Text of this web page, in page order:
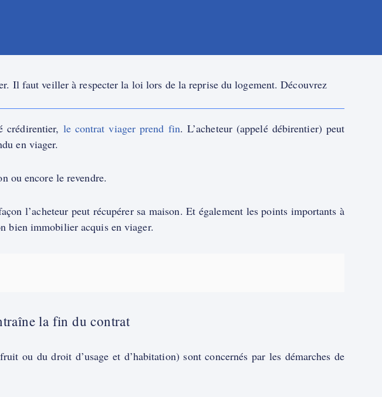
Il faut veiller à respecter la loi lors de la reprise du logement. Découvrez
crédirentier, le contrat viager prend fin. L’acheteur (appelé débirentier) peut
en viager.
ou encore le revendre.
l’acheteur peut récupérer sa maison. Et également les points importants à
bien immobilier acquis en viager.
la fin du contrat
ou du droit d’usage et d’habitation) sont concernés par les démarches de